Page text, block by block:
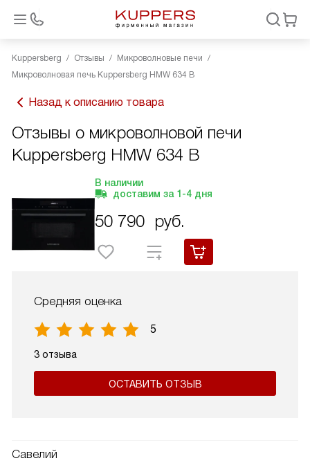
Kuppersberg Отзывы
Микроволновые печи
Микроволновая печь Kuppersberg HMW 634 B
Назад к описанию товара
Отзывы о микроволновой печи
Kuppersberg HMW 634 B
В наличии
доставим за 1-4 дня
50 790 руб.
Средняя оценка
5
3 отзыва
ОСТАВИТЬ ОТЗЫВ
Савелий